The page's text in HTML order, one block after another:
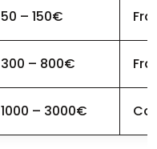
50 – 150€
300 – 800€
1000 – 3000€